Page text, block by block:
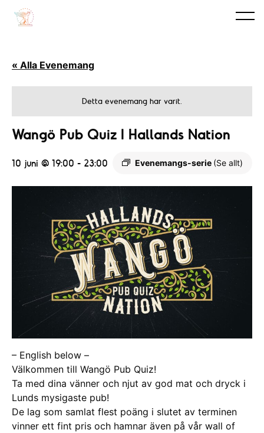
« Alla Evenemang
Detta evenemang har varit.
Wangö Pub Quiz I Hallands Nation
10 juni @ 19:00 - 23:00 Evenemangs-serie (Se allt)
– English below –
Välkommen till Wangö Pub Quiz!
Ta med dina vänner och njut av god mat och dryck i
Lunds mysigaste pub!
De lag som samlat flest poäng i slutet av terminen
vinner ett fint pris och hamnar även på vår wall of